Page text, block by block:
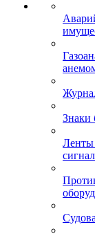
Знаки
Ленты